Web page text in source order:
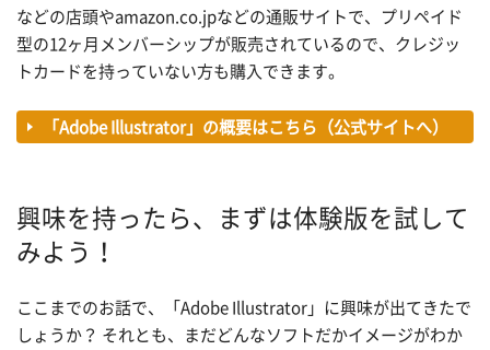
などの店頭やamazon.co.jpなどの通販サイトで、プリペイド
型の12ヶ月メンバーシップが販売されているので、クレジッ
トカードを持っていない方も購入できます。
「Adobe Illustrator」の概要はこちら（公式サイトへ）
興味を持ったら、まずは体験版を試して
みよう！
ここまでのお話で、「Adobe Illustrator」に興味が出てきたで
しょうか？ それとも、まだどんなソフトだかイメージがわか